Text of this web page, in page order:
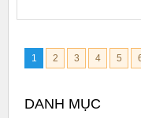
DANH MỤC
1 2 3 4 5